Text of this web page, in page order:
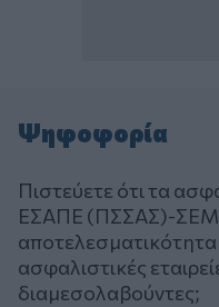
Ψηφοφορία
Πιστεύετε ότι τα
ΕΣΑΠΕ (ΠΣΣΑΣ)-
αποτελεσματικότητα
ασφαλιστικές
διαμεσολαβούντες;